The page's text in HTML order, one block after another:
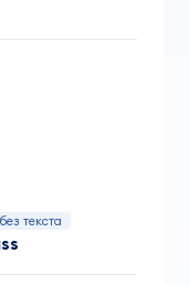
текста